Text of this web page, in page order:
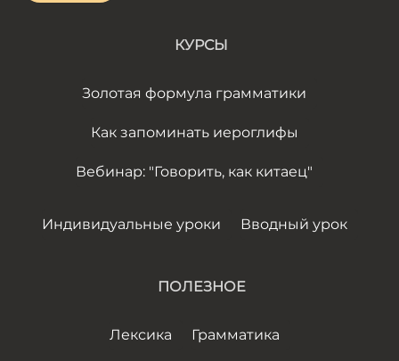
КУРСЫ
Золотая формула грамматики
Как запоминать иероглифы
Вебинар: "Говорить, как китаец"
Индивидуальные уроки Вводный урок
ПОЛЕЗНОЕ
Лексика Грамматика